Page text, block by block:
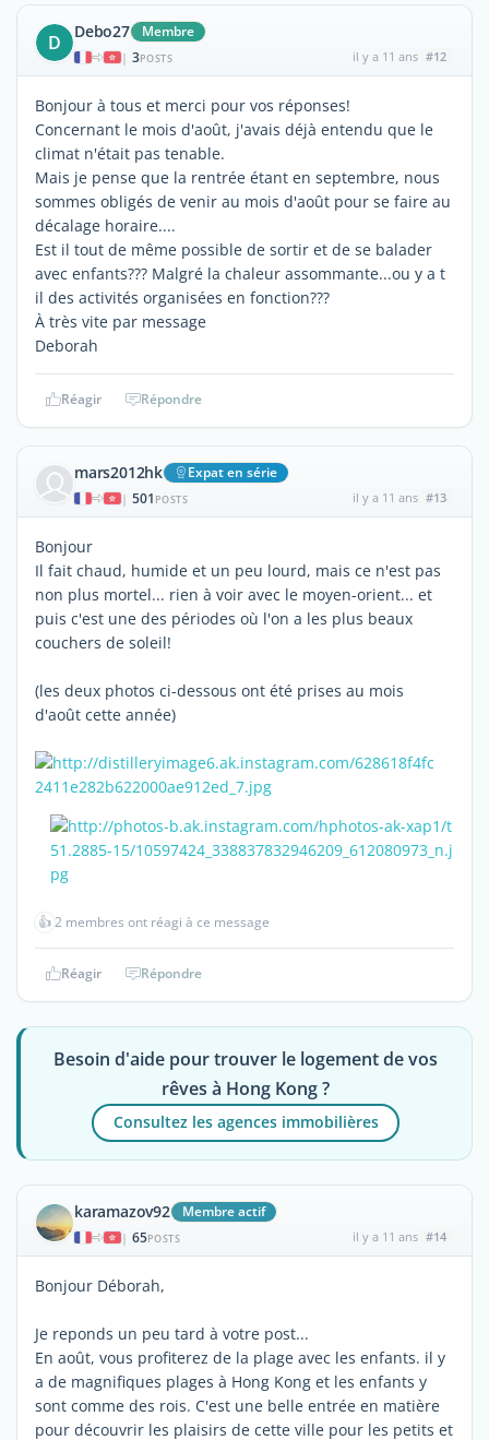
D Debo27 Membre
| 3POSTS il y a 11 ans #12
Bonjour à tous et merci pour vos réponses!
Concernant le mois d'août, j'avais déjà entendu que le
climat n'était pas tenable.
Mais je pense que la rentrée étant en septembre, nous
sommes obligés de venir au mois d'août pour se faire au
décalage horaire....
Est il tout de même possible de sortir et de se balader
avec enfants??? Malgré la chaleur assommante...ou y a t
il des activités organisées en fonction???
À très vite par message
Deborah
Réagir Répondre
mars2012hk Expat en série
| 501 POSTS il y a 11 ans #13
Bonjour
Il fait chaud, humide et un peu lourd, mais ce n'est pas
non plus mortel... rien à voir avec le moyen-orient... et
puis c'est une des périodes où l'on a les plus beaux
couchers de soleil!
(les deux photos ci-dessous ont été prises au mois
d'août cette année)
👍2 membres ont réagi à ce message
Réagir Répondre
Besoin d'aide pour trouver le logement de vos
rêves à Hong Kong ?
Consultez les agences immobilières
karamazov92 Membre actif
| 65POSTS il y a 11 ans #14
Bonjour Déborah,
Je reponds un peu tard à votre post...
En août, vous profiterez de la plage avec les enfants. il y
a de magnifiques plages à Hong Kong et les enfants y
sont comme des rois. C'est une belle entrée en matière
pour découvrir les plaisirs de cette ville pour les petits et